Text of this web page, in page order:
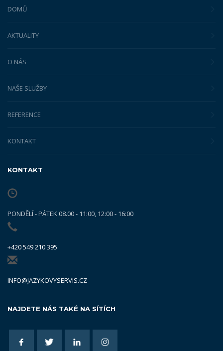
DOMŮ
AKTUALITY
O NÁS
NAŠE SLUŽBY
REFERENCE
KONTAKT
KONTAKT
PONDĚLÍ - PÁTEK 08.00 - 11:00, 12:00 - 16:00
+420 549 210 395
INFO@JAZYKOVYSERVIS.CZ
NAJDETE NÁS TAKÉ NA SÍTÍCH